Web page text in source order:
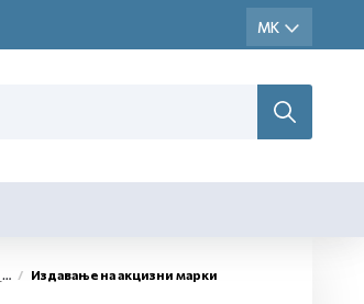
Издавање на акцизни марки